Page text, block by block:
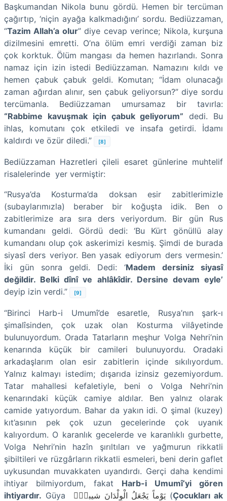
Başkumandan Nikola bunu gördü. Hemen bir tercüman
çağırtıp, ‘niçin ayağa kalkmadığını’ sordu. Bediüzzaman,
“Tazim Allah’a olur” diye cevap verince; Nikola, kurşuna
dizilmesini emretti. O’na ölüm emri verdiği zaman biz
çok korktuk. Ölüm mangası da hemen hazırlandı. Sonra
namaz için izin istedi Bediüzzaman. Namazını kıldı ve
hemen çabuk çabuk geldi. Komutan; “İdam olunacağı
zaman ağırdan alınır, sen çabuk geliyorsun?” diye sordu
tercümanla. Bediüzzaman umursamaz bir tavırla:
“Rabbime kavuşmak için çabuk geliyorum” dedi. Bu
ihlas, komutanı çok etkiledi ve insafa getirdi. İdamı
kaldırdı ve özür diledi.”
[8]
Bediüzzaman Hazretleri çileli esaret günlerine muhtelif
risalelerinde yer vermiştir:
“Rusya’da Kosturma’da doksan esir zabitlerimizle
(subaylarımızla) beraber bir koğuşta idik. Ben o
zabitlerimize ara sıra ders veriyordum. Bir gün Rus
kumandanı geldi. Gördü dedi: ‘Bu Kürt gönüllü alay
kumandanı olup çok askerimizi kesmiş. Şimdi de burada
siyasî ders veriyor. Ben yasak ediyorum ders vermesin.’
İki gün sonra geldi. Dedi: ‘Madem dersiniz siyasî
değildir. Belki dînî ve ahlâkîdir. Dersine devam eyle’
deyip izin verdi.”
[9]
“Birinci Harb-i Umumî’de esaretle, Rusya’nın şark-ı
şimalîsinden, çok uzak olan Kosturma vilâyetinde
bulunuyordum. Orada Tatarların meşhur Volga Nehri’nin
kenarında küçük bir camileri bulunuyordu. Oradaki
arkadaşlarım olan esir zabitlerin içinde sıkılıyordum.
Yalnız kalmayı istedim; dışarıda izinsiz gezemiyordum.
Tatar mahallesi kefaletiyle, beni o Volga Nehri’nin
kenarındaki küçük camiye aldılar. Ben yalnız olarak
camide yatıyordum. Bahar da yakın idi. O şimal (kuzey)
kıt’asının pek çok uzun gecelerinde çok uyanık
kalıyordum. O karanlık gecelerde ve karanlıklı gurbette,
Volga Nehri’nin hazîn şırıltıları ve yağmurun rikkatli
şibiltileri ve rüzgârların rikkatli esmeleri, beni derin gaflet
uykusundan muvakkaten uyandırdı. Gerçi daha kendimi
ihtiyar bilmiyordum, fakat Harb-i Umumî’yi gören
ihtiyardır. Güya يَوْماً يَجْعَلُ الْوِلْدَانَ شيباًۗ(Çocukları ak